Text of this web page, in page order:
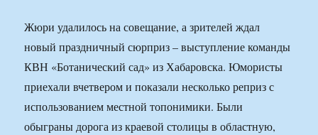
Жюри удалилось на совещание, а зрителей ждал
новый праздничный сюрприз – выступление команды
КВН «Ботанический сад» из Хабаровска. Юмористы
приехали вчетвером и показали несколько реприз с
использованием местной топонимики. Были
обыграны дорога из краевой столицы в областную,